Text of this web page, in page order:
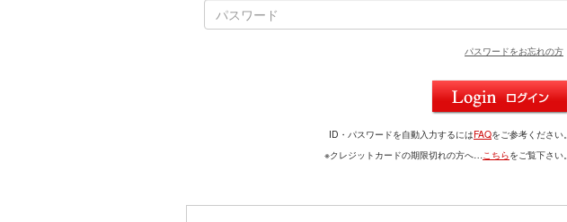
パスワードをお忘れの方
ID・パスワードを自動入力するにはFAQをご参考ください。
※クレジットカードの期限切れの方へ…こちらをご覧下さい。